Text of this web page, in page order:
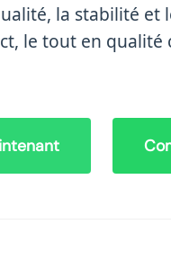
la stabilité et
le tout en